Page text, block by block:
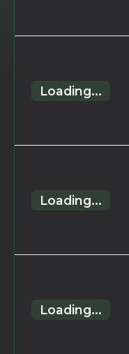
Loading...
Loading...
Loading...